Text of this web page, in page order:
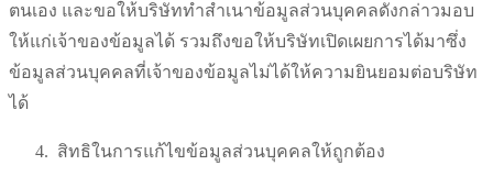
ตนเอง และขอให้บริษัททำสำเนาข้อมูลส่วนบุคคลดังกล่าวมอบ
ให้แก่เจ้าของข้อมูลได้ รวมถึงขอให้บริษัทเปิดเผยการได้มาซึ่ง
ข้อมูลส่วนบุคคลที่เจ้าของข้อมูลไม่ได้ให้ความยินยอมต่อบริษัท
ได้
4. สิทธิในการแก้ไขข้อมูลส่วนบุคคลให้ถูกต้อง